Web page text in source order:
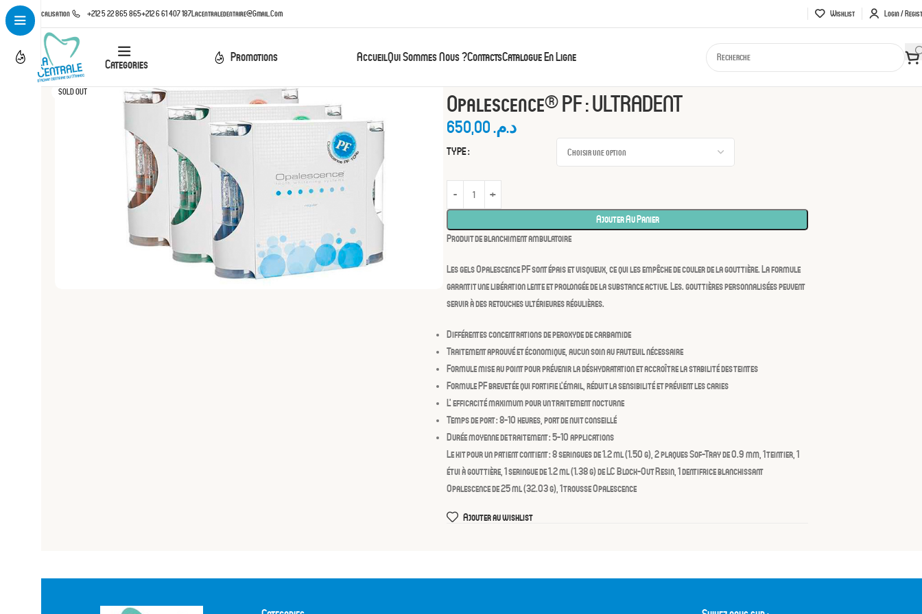
Localisation +212 5 22 865 865+212 6 61 407 187 Lacentraledentaire@gmail.com Wishlist Login /
Categories
Promotions AccueilQui Sommes Nous ?ContactsCatalogue En Ligne
SOLD OUT
Opalescence® PF : ULTRADENT
د.م.650,00
TYPE
Ajouter Au Panier
Produit de blanchiment ambulatoire
Les gels Opalescence PF sont épais et visqueux, ce qui les empêche de couler de la gouttière. La formule
garantit une libération lente et prolongée de la substance active. Les. gouttières personnalisées peuvent
servir à des retouches ultérieures régulières.
Différentes concentrations de peroxyde de carbamide
Traitement aprouvé et économique, aucun soin au fauteuil nécessaire
Formule mise au point pour prévenir la déshydratation et accroître la stabilité des teintes
Formule PF brevetée qui fortifie l’émail, réduit la sensibilité et prévient les caries
L’ efficacité maximum pour un traitement nocturne
Temps de port : 8-10 heures, port de nuit conseillé
Durée moyenne de traitement : 5-10 applications
Le kit pour un patient contient :8 seringues de 1.2 ml (1.50 g), 2 plaques Sof-Tray de 0.9 mm, 1 teintier, 1
étui à gouttière, 1 seringue de 1.2 ml (1.38 g) de LC Block-Out Resin, 1 dentifrice blanchissant
Opalescence de 25 ml (32.03 g), 1 trousse Opalescence
Ajouter au wishlist